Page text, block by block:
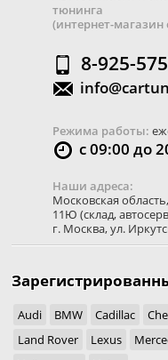
тюнинга
(интернет-
8-925-
Режима работы:
с 09:00 до
Наши адреса:
Московская область,
11Ю (склад,
г. Москва,ул.
Audi BMW Cadillac
Land Rover
Lexus